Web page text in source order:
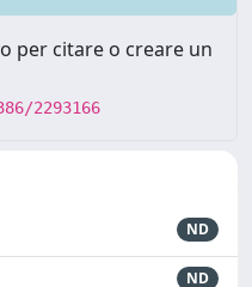
per citare o creare un
2293166
ND
ND